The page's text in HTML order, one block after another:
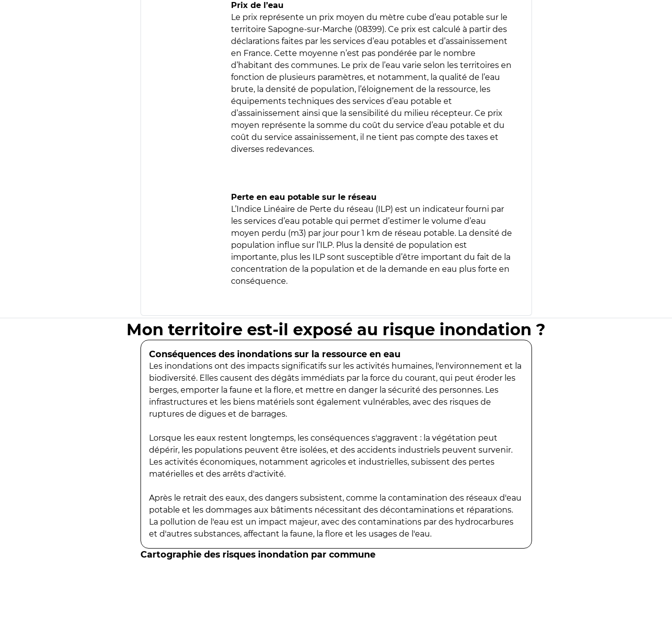
Prix de l’eau
Le prix représente un prix moyen du mètre cube d’eau potable sur le
territoire Sapogne-sur-Marche (08399). Ce prix est calculé à partir des
déclarations faites par les services d’eau potables et d’assainissement
en France. Cette moyenne n’est pas pondérée par le nombre
d’habitant des communes. Le prix de l’eau varie selon les territoires en
fonction de plusieurs paramètres, et notamment, la qualité de l’eau
brute, la densité de population, l’éloignement de la ressource, les
équipements techniques des services d’eau potable et
d’assainissement ainsi que la sensibilité du milieu récepteur. Ce prix
moyen représente la somme du coût du service d’eau potable et du
coût du service assainissement, il ne tient pas compte des taxes et
diverses redevances.
Perte en eau potable sur le réseau
L’Indice Linéaire de Perte du réseau (ILP) est un indicateur fourni par
les services d’eau potable qui permet d’estimer le volume d’eau
moyen perdu (m3) par jour pour 1 km de réseau potable. La densité de
population influe sur l’ILP. Plus la densité de population est
importante, plus les ILP sont susceptible d’être important du fait de la
concentration de la population et de la demande en eau plus forte en
conséquence.
Mon territoire est-il exposé au risque inondation ?
Conséquences des inondations sur la ressource en eau
Les inondations ont des impacts significatifs sur les activités humaines, l'environnement et la
biodiversité. Elles causent des dégâts immédiats par la force du courant, qui peut éroder les
berges, emporter la faune et la flore, et mettre en danger la sécurité des personnes. Les
infrastructures et les biens matériels sont également vulnérables, avec des risques de
ruptures de digues et de barrages.
Lorsque les eaux restent longtemps, les conséquences s'aggravent : la végétation peut
dépérir, les populations peuvent être isolées, et des accidents industriels peuvent survenir.
Les activités économiques, notamment agricoles et industrielles, subissent des pertes
matérielles et des arrêts d'activité.
Après le retrait des eaux, des dangers subsistent, comme la contamination des réseaux d'eau
potable et les dommages aux bâtiments nécessitant des décontaminations et réparations.
La pollution de l'eau est un impact majeur, avec des contaminations par des hydrocarbures
et d'autres substances, affectant la faune, la flore et les usages de l'eau.
Cartographie des risques inondation par commune